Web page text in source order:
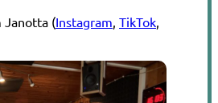
Janotta (Instagram TikTok